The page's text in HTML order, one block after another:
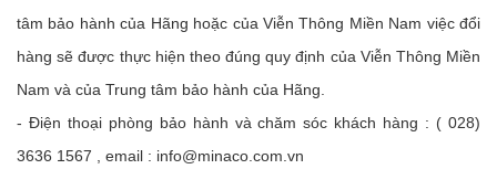
tâm bảo hành của Hãng hoặc của Viễn Thông Miền Nam việc đổi
hàng sẽ được thực hiện theo đúng quy định của Viễn Thông Miền
Nam và của Trung tâm bảo hành của Hãng.
- Điện thoại phòng bảo hành và chăm sóc khách hàng : ( 028)
3636 1567 , email : info@minaco.com.vn